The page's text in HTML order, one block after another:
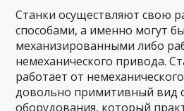
Станки осуществляют свою
способами, а именно могут
механизированными либо
немеханического привода.
работает от
довольно примитивный вид
оборудования, который